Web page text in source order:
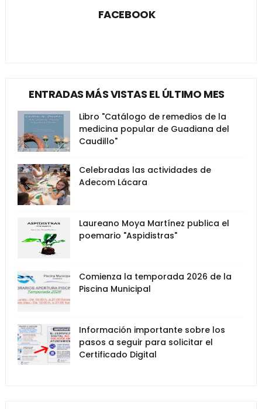
FACEBOOK
ENTRADAS MÁS VISTAS EL ÚLTIMO MES
Libro "Catálogo de remedios de la
medicina popular de Guadiana del
Caudillo"
Celebradas las actividades de
Adecom Lácara
Laureano Moya Martínez publica el
poemario "Aspidistras"
Comienza la temporada 2026 de la
Piscina Municipal
Información importante sobre los
pasos a seguir para solicitar el
Certificado Digital